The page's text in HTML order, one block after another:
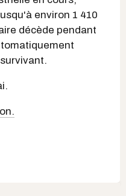
environ 1 410
décède pendant